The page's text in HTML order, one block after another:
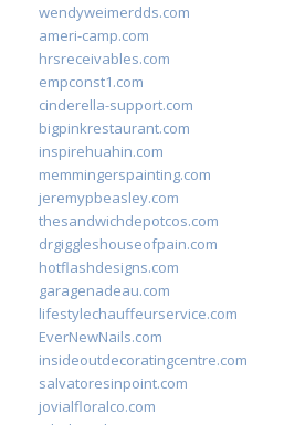
wendyweimerdds.com
ameri-camp.com
hrsreceivables.com
empconst1.com
cinderella-support.com
bigpinkrestaurant.com
inspirehuahin.com
memmingerspainting.com
jeremypbeasley.com
thesandwichdepotcos.com
drgiggleshouseofpain.com
hotflashdesigns.com
garagenadeau.com
lifestylechauffeurservice.com
EverNewNails.com
insideoutdecoratingcentre.com
salvatoresinpoint.com
jovialfloralco.com